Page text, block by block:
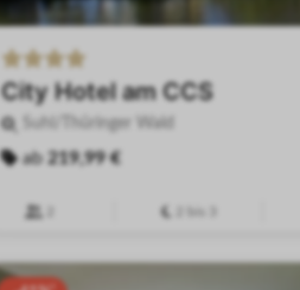
City Hotel am CCS
ab 219,99 €